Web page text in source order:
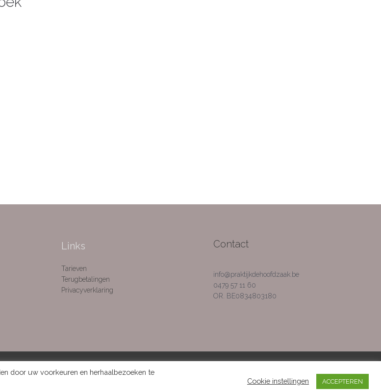
Links
Tarieven
Terugbetalingen
Privacyverklaring
Contact
info@praktijkdehoofdzaak.be
0479 57 11 60
OR. BE0834803180
Praktijk de hoofdzaak | Design byWebComIT.be
door uw voorkeuren en herhaalbezoeken te
Cookie instellingen ACCEPTEREN